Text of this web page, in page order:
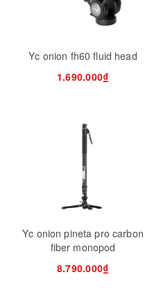
Yc onion fh60 fluid head
1.690.000₫
Yc onion pineta pro carbon
fiber monopod
8.790.000₫